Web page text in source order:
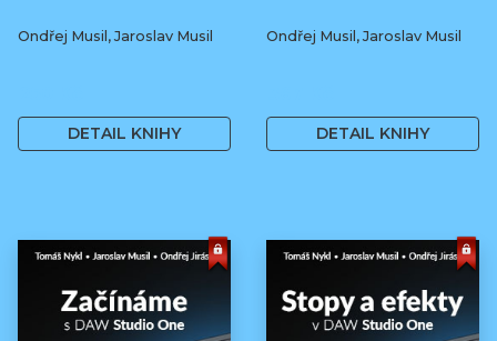
Ondřej Musil, Jaroslav Musil
DETAIL KNIHY
Ondřej Musil, Jaroslav Musil
DETAIL KNIHY